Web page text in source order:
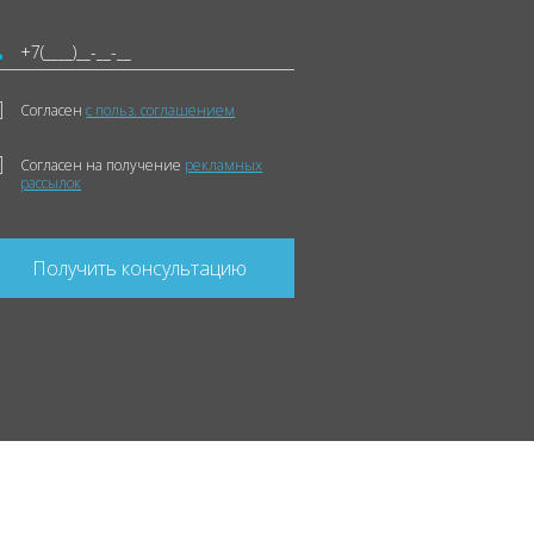
Согласенс польз. соглашением
Согласен на получение рекламных
рассылок
Получить консультацию